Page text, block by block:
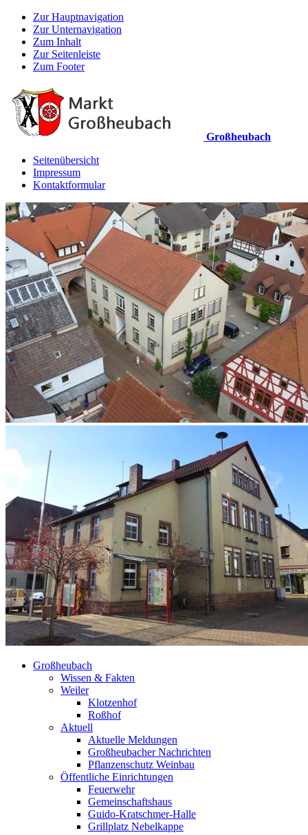
Zur Hauptnavigation
Zur Unternavigation
Zum Inhalt
Zur Seitenleiste
Zum Footer
Großheubach
Seitenübersicht
Impressum
Kontaktformular
Großheubach
Wissen & Fakten
Weiler
Klotzenhof
Roßhof
Aktuell
Aktuelle Meldungen
Großheubacher Nachrichten
Pflanzenschutz Weinbau
Öffentliche Einrichtungen
Feuerwehr
Gemeinschaftshaus
Guido-Kratschmer-Halle
Grillplatz Nebelkappe